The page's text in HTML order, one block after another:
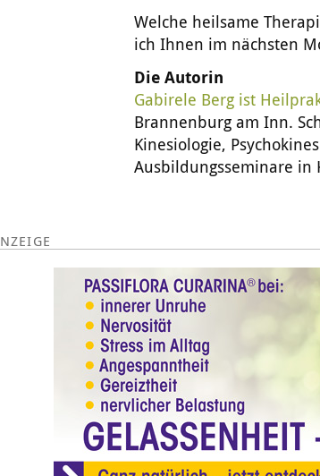
Welche heilsame
ich Ihnen im nächsten
Die Autorin
Gabirele Berg ist
Brannenburg am Inn.
Kinesiologie,
Ausbildungsseminare in